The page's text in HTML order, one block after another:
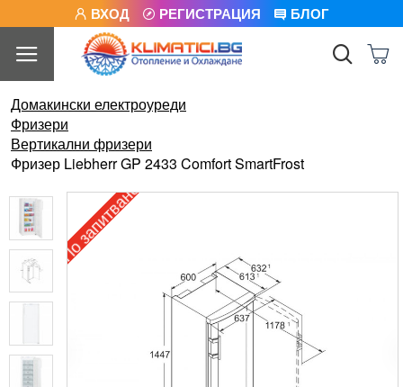
ВХОД РЕГИСТРАЦИЯ БЛОГ
Домакински електроуреди
Фризери
Вертикални фризери
Фризер Liebherr GP 2433 Comfort SmartFrost
По запитване